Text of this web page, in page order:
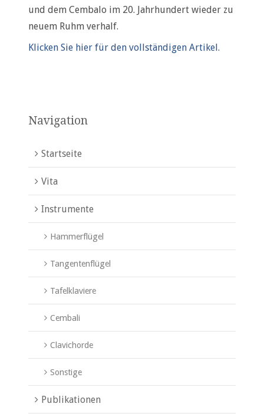
und dem Cembalo im 20. Jahrhundert wieder zu
neuem Ruhm verhalf.
Klicken Sie hier für den vollständigen Artikel.
Navigation
Startseite
Vita
Instrumente
Hammerflügel
Tangentenflügel
Tafelklaviere
Cembali
Clavichorde
Sonstige
Publikationen